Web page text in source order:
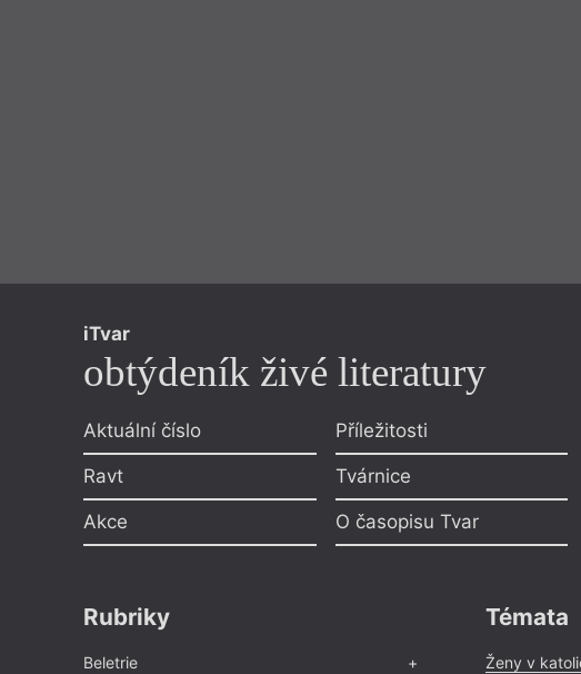
iTvar
obtýdeník živé literatury
Aktuální číslo
Ravt
Akce
Příležitosti
Tvárnice
O časopisu Tvar
Rubriky
Beletrie
Témata
Ženy v